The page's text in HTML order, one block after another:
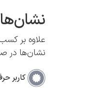
نشان‌ها
علاوه بر
نشان‌ها در
کاربر